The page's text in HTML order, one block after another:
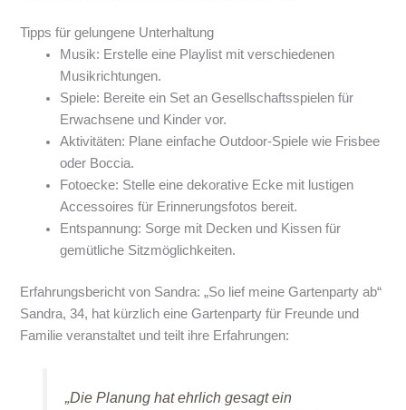
Tipps für gelungene Unterhaltung
Musik: Erstelle eine Playlist mit verschiedenen
Musikrichtungen.
Spiele: Bereite ein Set an Gesellschaftsspielen für
Erwachsene und Kinder vor.
Aktivitäten: Plane einfache Outdoor-Spiele wie Frisbee
oder Boccia.
Fotoecke: Stelle eine dekorative Ecke mit lustigen
Accessoires für Erinnerungsfotos bereit.
Entspannung: Sorge mit Decken und Kissen für
gemütliche Sitzmöglichkeiten.
Erfahrungsbericht von Sandra: „So lief meine Gartenparty ab“
Sandra, 34, hat kürzlich eine Gartenparty für Freunde und
Familie veranstaltet und teilt ihre Erfahrungen:
„Die Planung hat ehrlich gesagt ein